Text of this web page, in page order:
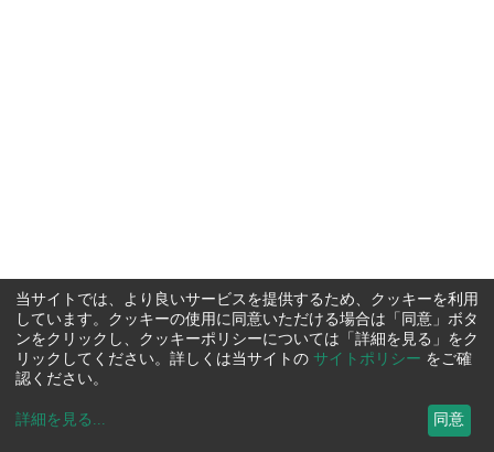
当サイトでは、より良いサービスを提供するため、クッキーを利用
しています。クッキーの使用に同意いただける場合は「同意」ボタ
ンをクリックし、クッキーポリシーについては「詳細を見る」をク
リックしてください。詳しくは当サイトの サイトポリシー をご確
認ください。
詳細を見る ... 同意